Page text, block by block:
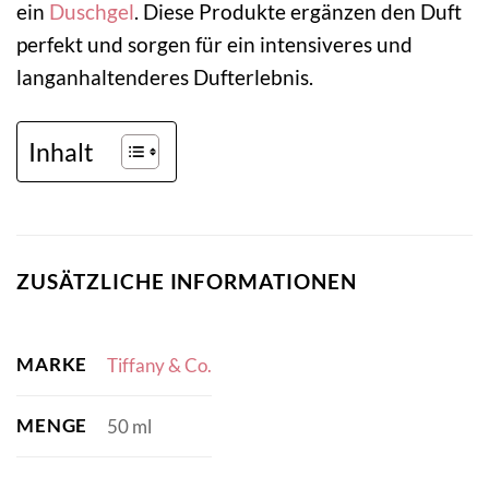
ein Duschgel. Diese Produkte ergänzen den Duft
perfekt und sorgen für ein intensiveres und
langanhaltenderes Dufterlebnis.
Inhalt
ZUSÄTZLICHE INFORMATIONEN
MARKE Tiffany & Co.
MENGE 50 ml